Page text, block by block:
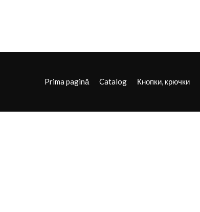
Prima pagină Catalog Кнопки, крючки